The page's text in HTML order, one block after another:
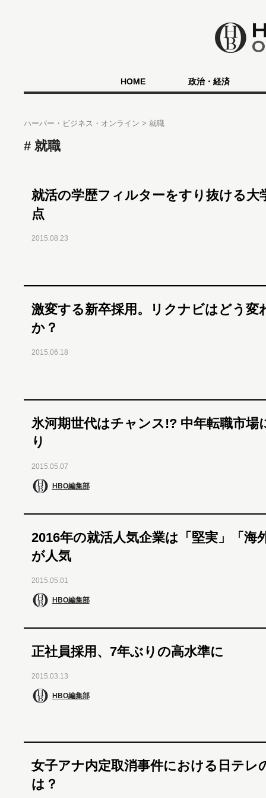
HOME 政治・経済
ハーバー・ビジネス・オンライン 就職
就職
就活の学歴フィルターをすり抜ける大
点
2015.08.23
激変する新卒採用。リクナビはどう変
か？
2015.06.18
氷河期世代はチャンス!? 中年転職市場
り
2015.05.07
HBO編集部
2016年の就活人気企業は「堅実」「海
が人気
2015.05.01
HBO編集部
正社員採用、7年ぶりの高水準に
2015.03.13
HBO編集部
女子アナ内定取消事件における日テレ
は？